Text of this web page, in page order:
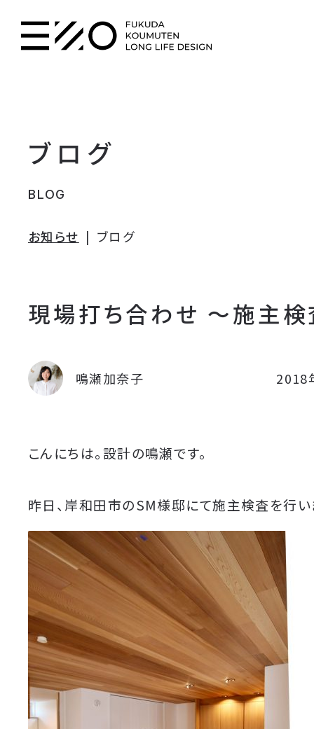
ブログ
BLOG
お知らせ ブログ
現場打ち合わせ 〜施主
2018
鳴瀬加奈子
こんにちは。設計の鳴瀬です。
昨日、岸和田市のSM様邸にて施主検査を行い